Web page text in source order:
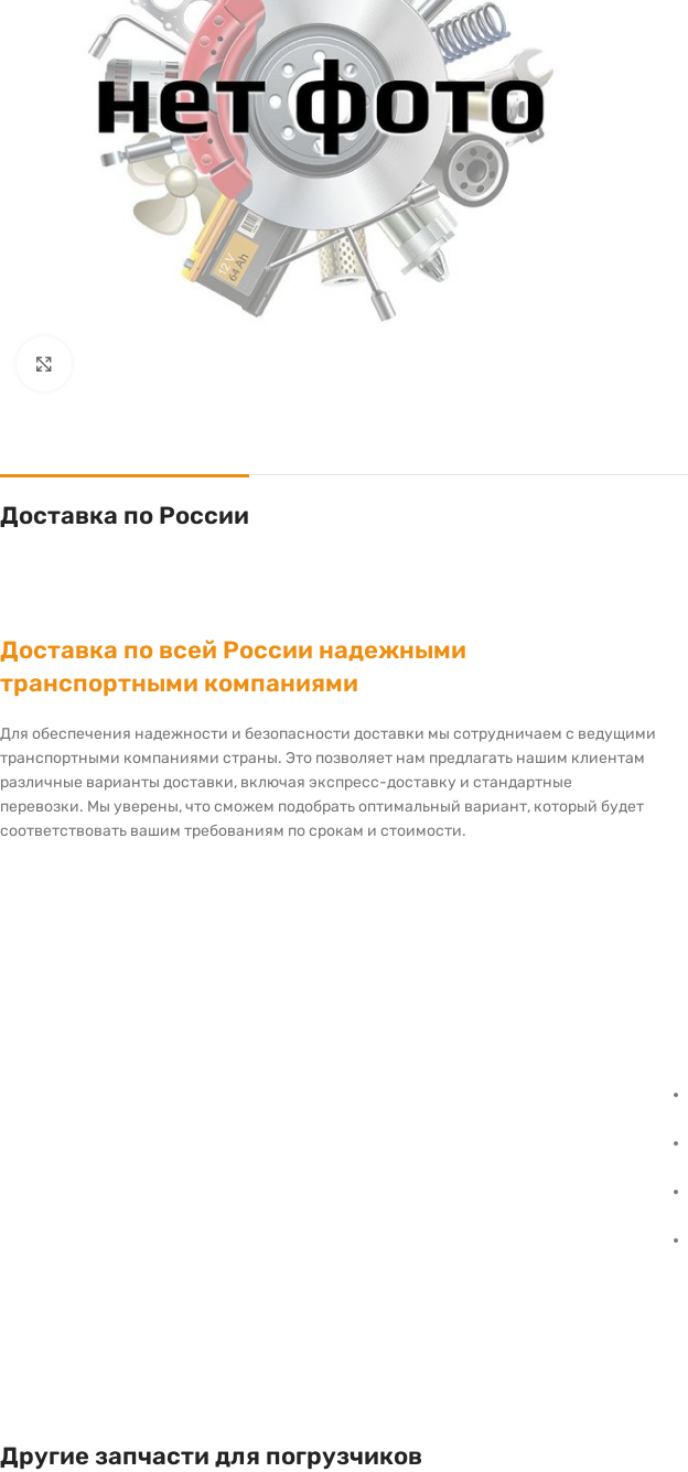
Доставка по России
Доставка по всей России надежными
транспортными компаниями
Для обеспечения надежности и безопасности доставки мы сотрудничаем с ведущими
транспортными компаниями страны. Это позволяет нам предлагать нашим клиентам
различные варианты доставки, включая экспресс-доставку и стандартные
перевозки. Мы уверены, что сможем подобрать оптимальный вариант, который будет
соответствовать вашим требованиям по срокам и стоимости.
Другие запчасти для погрузчиков